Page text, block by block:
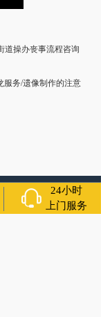
道操办丧事流程咨询
服务/遗像制作的注意
家庄殡葬一条龙长沙殡
浩特灵车出租公司哈尔
24小时
上门服务